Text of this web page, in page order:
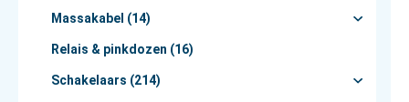
Massakabel (14)
Relais & pinkdozen (16)
Schakelaars (214)